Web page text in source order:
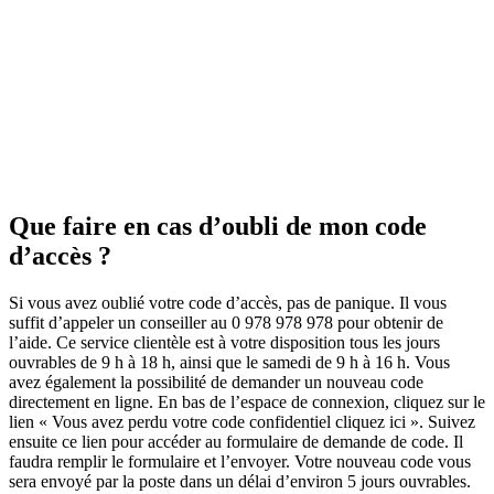
Que faire en cas d’oubli de mon code
d’accès ?
Si vous avez oublié votre code d’accès, pas de panique. Il vous
suffit d’appeler un conseiller au 0 978 978 978 pour obtenir de
l’aide. Ce service clientèle est à votre disposition tous les jours
ouvrables de 9 h à 18 h, ainsi que le samedi de 9 h à 16 h. Vous
avez également la possibilité de demander un nouveau code
directement en ligne. En bas de l’espace de connexion, cliquez sur le
lien « Vous avez perdu votre code confidentiel cliquez ici ». Suivez
ensuite ce lien pour accéder au formulaire de demande de code. Il
faudra remplir le formulaire et l’envoyer. Votre nouveau code vous
sera envoyé par la poste dans un délai d’environ 5 jours ouvrables.